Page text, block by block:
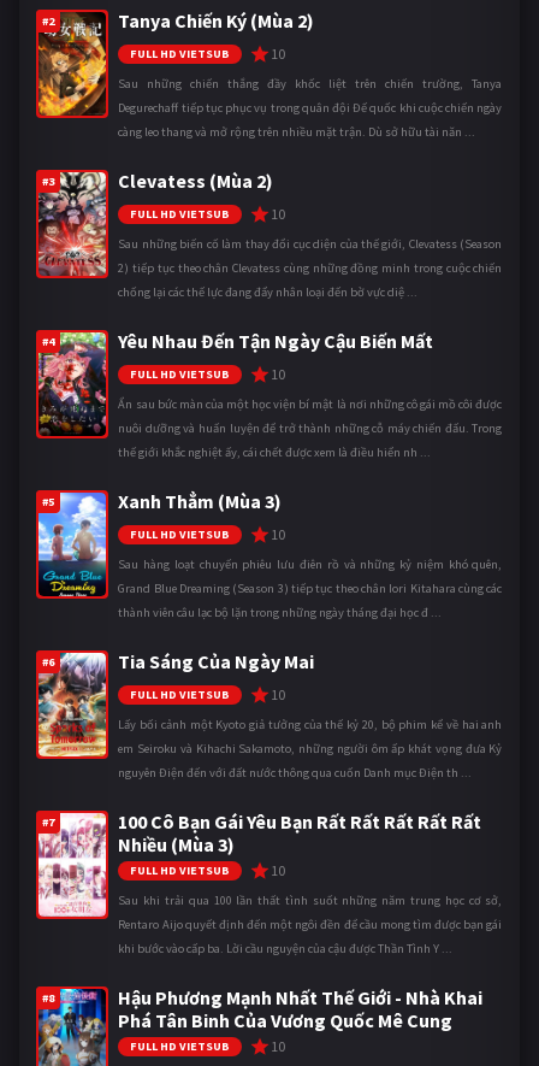
#2 Tanya Chiến Ký (Mùa 2)
FULL HD VIETSUB 10
Sau những chiến thắng đầy khốc liệt trên chiến trường, Tanya
Degurechaff tiếp tục phục vụ trong quân đội Đế quốc khi cuộc chiến ngày
càng leo thang và mở rộng trên nhiều mặt trận. Dù sở hữu tài năn ...
#3 Clevatess (Mùa 2)
FULL HD VIETSUB 10
Sau những biến cố làm thay đổi cục diện của thế giới, Clevatess (Season
2) tiếp tục theo chân Clevatess cùng những đồng minh trong cuộc chiến
chống lại các thế lực đang đẩy nhân loại đến bờ vực diệ ...
#4 Yêu Nhau Đến Tận Ngày Cậu Biến Mất
FULL HD VIETSUB 10
Ẩn sau bức màn của một học viện bí mật là nơi những cô gái mồ côi được
nuôi dưỡng và huấn luyện để trở thành những cỗ máy chiến đấu. Trong
thế giới khắc nghiệt ấy, cái chết được xem là điều hiển nh ...
#5 Xanh Thẳm (Mùa 3)
FULL HD VIETSUB 10
Sau hàng loạt chuyến phiêu lưu điên rồ và những kỷ niệm khó quên,
Grand Blue Dreaming (Season 3) tiếp tục theo chân Iori Kitahara cùng các
thành viên câu lạc bộ lặn trong những ngày tháng đại học đ ...
#6 Tia Sáng Của Ngày Mai
FULL HD VIETSUB 10
Lấy bối cảnh một Kyoto giả tưởng của thế kỷ 20, bộ phim kể về hai anh
em Seiroku và Kihachi Sakamoto, những người ôm ấp khát vọng đưa Kỷ
nguyên Điện đến với đất nước thông qua cuốn Danh mục Điện th ...
#7
100 Cô Bạn Gái Yêu Bạn Rất Rất Rất Rất Rất
Nhiều (Mùa 3)
FULL HD VIETSUB 10
Sau khi trải qua 100 lần thất tình suốt những năm trung học cơ sở,
Rentaro Aijo quyết định đến một ngôi đền để cầu mong tìm được bạn gái
khi bước vào cấp ba. Lời cầu nguyện của cậu được Thần Tình Y ...
#8
Hậu Phương Mạnh Nhất Thế Giới - Nhà Khai
Phá Tân Binh Của Vương Quốc Mê Cung
FULL HD VIETSUB 10